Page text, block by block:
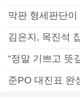
막판 형세판단
김은지, 목진석